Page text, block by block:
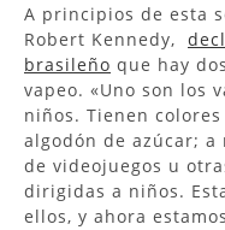
A principios de esta
Robert Kennedy,
brasileño que hay
vapeo. «Uno son los
niños. Tienen
algodón de azúcar; a
de videojuegos u
dirigidas a niños.
ellos, y ahora